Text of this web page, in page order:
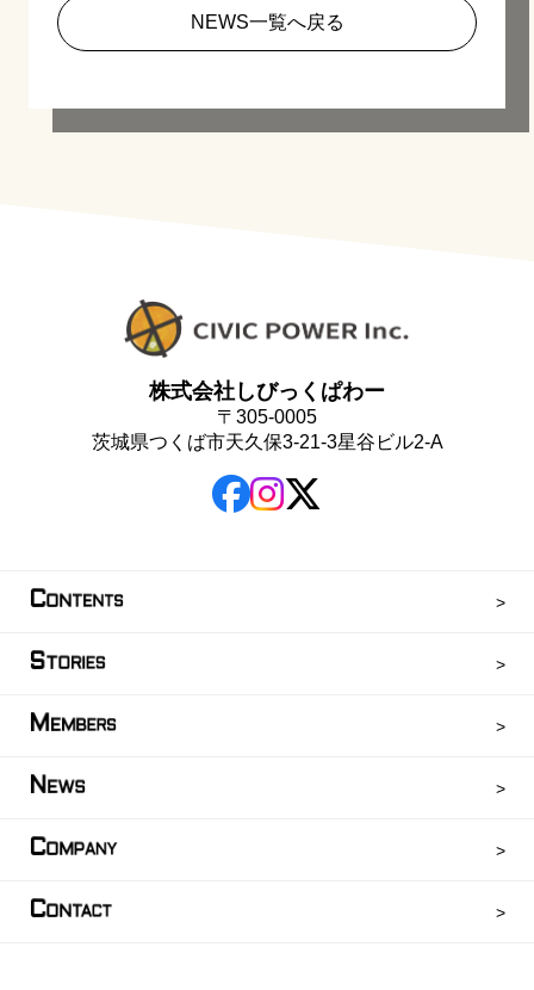
NEWS一覧へ戻る
株式会社しびっくぱわー
〒305-0005
茨城県つくば市天久保3-21-3星谷ビル2-A
CONTENTS
STORIES
M EMBERS
N EWS
COMPANY
CONTACT